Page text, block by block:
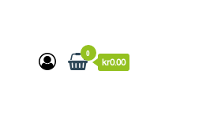
0
kr0.00